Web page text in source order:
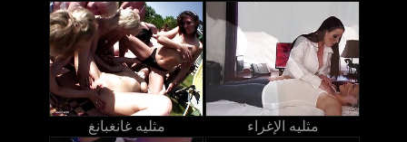
مثليه غانغبانغ مثليه الإغراء